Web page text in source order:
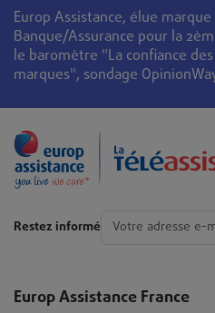
Europ Assistance, élue
Banque/Assurance pour la
le baromètre "La confiance
marques", sondage
Restez informé
Europ Assistance France